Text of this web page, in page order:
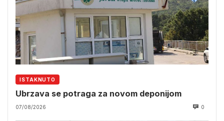
ISTAKNUTO
Ubrzava se potraga za novom deponijom
07/08/2026 0